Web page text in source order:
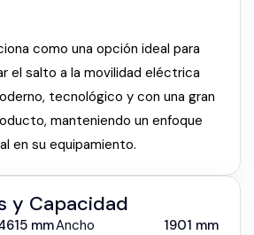
como una opción ideal para
el salto a la movilidad eléctrica
tecnológico y con una gran
manteniendo un enfoque
en su equipamiento.
y Capacidad
mmAncho 1901 mm